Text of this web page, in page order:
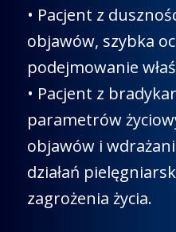
• Pacjent z
objawów, szybka
podejmowanie
• Pacjent z
parametrów
objawów i
działań
zagrożenia życia.